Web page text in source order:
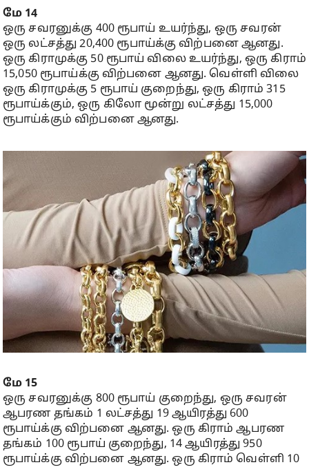
மே 14
ஒரு சவரனுக்கு 400 ரூபாய் உயர்ந்து, ஒரு சவரன்
ஒரு லட்சத்து 20,400 ரூபாய்க்கு விற்பனை ஆனது.
ஒரு கிராமுக்கு 50 ரூபாய் விலை உயர்ந்து, ஒரு கிராம்
15,050 ரூபாய்க்கு விற்பனை ஆனது. வெள்ளி விலை
ஒரு கிராமுக்கு 5 ரூபாய் குறைந்து, ஒரு கிராம் 315
ரூபாய்க்கும், ஒரு கிலோ மூன்று லட்சத்து 15,000
ரூபாய்க்கும் விற்பனை ஆனது.
மே 15
ஒரு சவரனுக்கு 800 ரூபாய் குறைந்து, ஒரு சவரன்
ஆபரண தங்கம் 1 லட்சத்து 19 ஆயிரத்து 600
ரூபாய்க்கு விற்பனை ஆனது. ஒரு கிராம் ஆபரண
தங்கம் 100 ரூபாய் குறைந்து, 14 ஆயிரத்து 950
ரூபாய்க்கு விற்பனை ஆனது. ஒரு கிராம் வெள்ளி 10